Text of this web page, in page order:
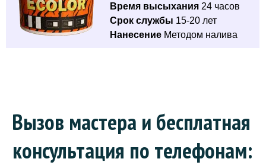
Время высыхания 24 часов
Срок службы 15-20 лет
Нанесение Методом налива
Вызов мастера и бесплатная
консультация по телефонам: